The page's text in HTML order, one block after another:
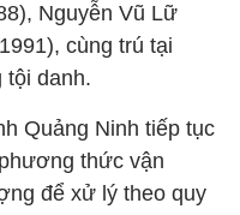
Nguyễn Vũ Lữ
cùng trú tại
tội danh.
Quảng Ninh tiếp tục
thức vận
để xử lý theo quy